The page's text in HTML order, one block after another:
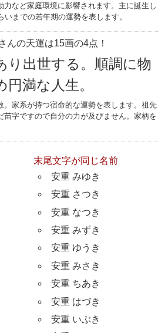
力など家庭環境に影響されます。主に誕生し
いまでの若年期の運勢を表します。
んの天運は15画の4点！
り出世する。順調に物
円満な人生。
。家系が持つ宿命的な運勢を表します。祖先
苗字ですので自分の力が及びません。家柄を
末尾文字が同じ名前
安重 みゆき
安重 さつき
安重 なつき
安重 みずき
安重 ゆうき
安重 みさき
安重 ちあき
安重 はづき
安重 いぶき